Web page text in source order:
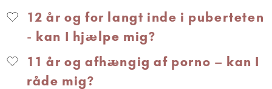
12 år og for langt inde i puberteten
- kan I hjælpe mig?
11 år og afhængig af porno – kan I
råde mig?